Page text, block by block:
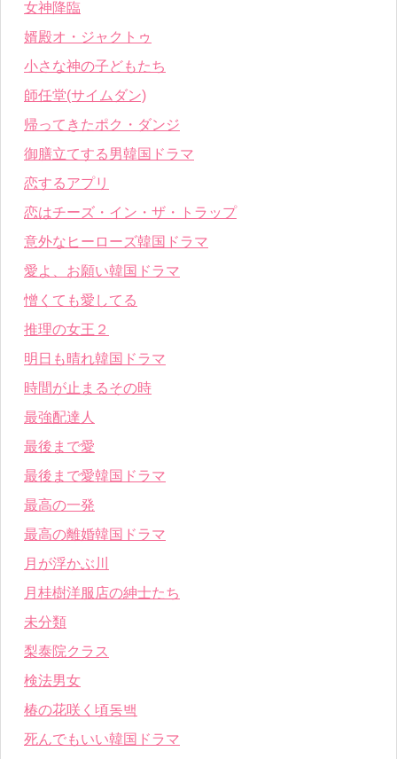
女神降臨
婿殿オ・ジャクトゥ
小さな神の子どもたち
師任堂(サイムダン)
帰ってきたポク・ダンジ
御膳立てする男韓国ドラマ
恋するアプリ
恋はチーズ・イン・ザ・トラップ
意外なヒーローズ韓国ドラマ
愛よ、お願い韓国ドラマ
憎くても愛してる
推理の女王２
明日も晴れ韓国ドラマ
時間が止まるその時
最強配達人
最後まで愛
最後まで愛韓国ドラマ
最高の一発
最高の離婚韓国ドラマ
月が浮かぶ川
月桂樹洋服店の紳士たち
未分類
梨泰院クラス
検法男女
椿の花咲く頃동백
死んでもいい韓国ドラマ